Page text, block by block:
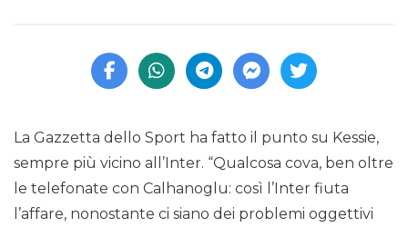
La Gazzetta dello Sport ha fatto il punto su Kessie,
sempre più vicino all’Inter. “Qualcosa cova, ben oltre
le telefonate con Calhanoglu: così l’Inter fiuta
l’affare, nonostante ci siano dei problemi oggettivi